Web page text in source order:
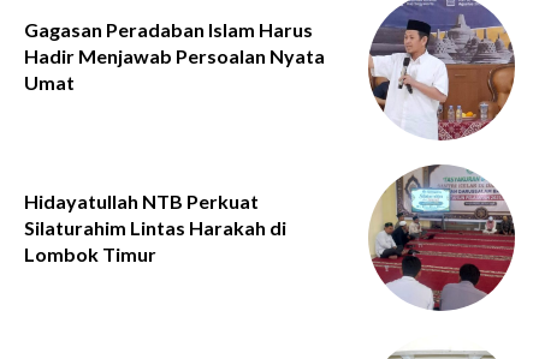
Gagasan Peradaban Islam Harus
Hadir Menjawab Persoalan Nyata
Umat
Hidayatullah NTB Perkuat
Silaturahim Lintas Harakah di
Lombok Timur